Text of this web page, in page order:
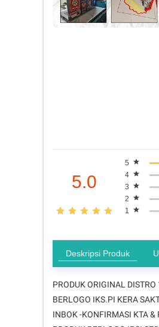
5.0
5
4
3
2
1
Deskripsi Produk
PRODUK ORIGINAL
BERLOGO IKS.PI KERA
INBOK -KONFIRMASI KTA